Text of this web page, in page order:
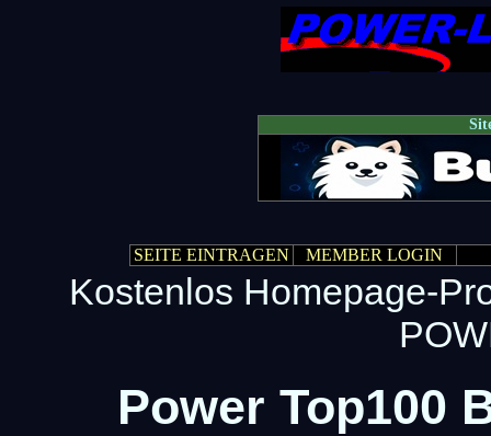
SEITE EINTRAGEN MEMBER LOGIN
Kostenlos Homepage-
Power Top100